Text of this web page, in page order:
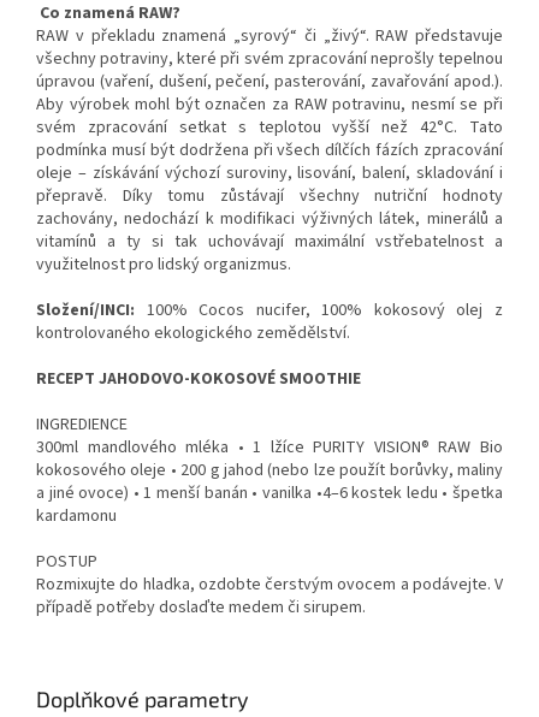
Co znamená RAW?
RAW v překladu znamená „syrový“ či „živý“. RAW představuje
všechny potraviny, které při svém zpracování neprošly tepelnou
úpravou (vaření, dušení, pečení, pasterování, zavařování apod.).
Aby výrobek mohl být označen za RAW potravinu, nesmí se při
svém zpracování setkat s teplotou vyšší než 42°C. Tato
podmínka musí být dodržena při všech dílčích fázích zpracování
oleje – získávání výchozí suroviny, lisování, balení, skladování i
přepravě. Díky tomu zůstávají všechny nutriční hodnoty
zachovány, nedochází k modifikaci výživných látek, minerálů a
vitamínů a ty si tak uchovávají maximální vstřebatelnost a
využitelnost pro lidský organizmus.
Složení/INCI: 100% Cocos nucifer, 100% kokosový olej z
kontrolovaného ekologického zemědělství.
RECEPT JAHODOVO-KOKOSOVÉ SMOOTHIE
INGREDIENCE
300ml mandlového mléka • 1 lžíce PURITY VISION® RAW Bio
kokosového oleje • 200 g jahod (nebo lze použít borůvky, maliny
a jiné ovoce) • 1 menší banán • vanilka •4–6 kostek ledu • špetka
kardamonu
POSTUP
Rozmixujte do hladka, ozdobte čerstvým ovocem a podávejte. V
případě potřeby doslaďte medem či sirupem.
Doplňkové parametry